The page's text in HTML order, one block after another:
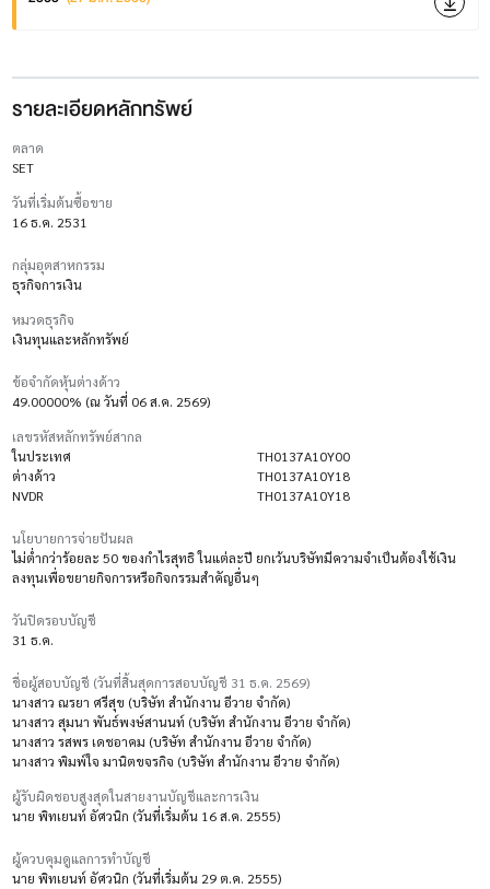
รายละเอียดหลักทรัพย์
ตลาด
SET
วันที่เริ่มต้นซื้อขาย
16 ธ.ค. 2531
กลุ่มอุตสาหกรรม
ธุรกิจการเงิน
หมวดธุรกิจ
เงินทุนและหลักทรัพย์
ข้อจำกัดหุ้นต่างด้าว
49.00000% (ณ วันที่ 06 ส.ค. 2569)
เลขรหัสหลักทรัพย์สากล
ในประเทศ
TH0137A10Y00
ต่างด้าว
TH0137A10Y18
NVDR
TH0137A10Y18
นโยบายการจ่ายปันผล
ไม่ต่ำกว่าร้อยละ 50 ของกำไรสุทธิ ในแต่ละปี ยกเว้นบริษัทมีความจำเป็นต้องใช้เงิน
ลงทุนเพื่อขยายกิจการหรือกิจกรรมสำคัญอื่นๆ
วันปิดรอบบัญชี
31 ธ.ค.
ชื่อผู้สอบบัญชี (วันที่สิ้นสุดการสอบบัญชี 31 ธ.ค. 2569)
นางสาว ณรยา ศรีสุข (บริษัท สำนักงาน อีวาย จำกัด)
นางสาว สุมนา พันธ์พงษ์สานนท์ (บริษัท สำนักงาน อีวาย จำกัด)
นางสาว รสพร เดชอาคม (บริษัท สำนักงาน อีวาย จำกัด)
นางสาว พิมพ์ใจ มานิตขจรกิจ (บริษัท สำนักงาน อีวาย จำกัด)
ผู้รับผิดชอบสูงสุดในสายงานบัญชีและการเงิน
นาย พิทเยนท์ อัศวนิก (วันที่เริ่มต้น 16 ส.ค. 2555)
ผู้ควบคุมดูแลการทำบัญชี
นาย พิทเยนท์ อัศวนิก (วันที่เริ่มต้น 29 ต.ค. 2555)